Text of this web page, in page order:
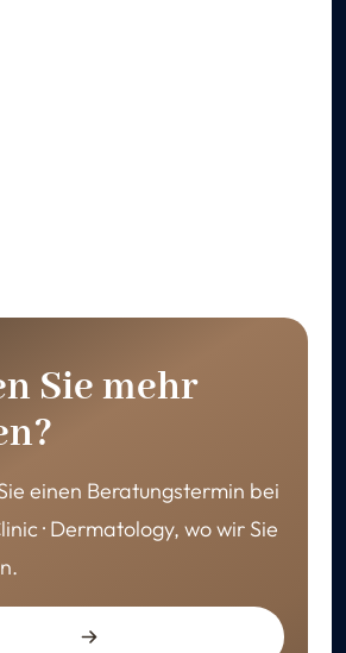
Sie mehr
einen Beratungstermin bei
· Dermatology, wo wir Sie